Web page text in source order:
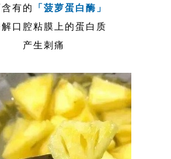
有的 「菠萝蛋白酶」
口腔粘膜上的蛋白质
产生刺痛